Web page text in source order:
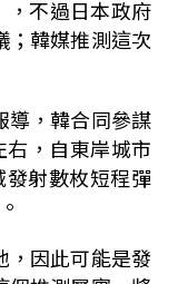
，不過日本政府
；韓媒推測這次
導，韓合同參謀
，自東岸城市
射數枚短程彈
，因此可能是發